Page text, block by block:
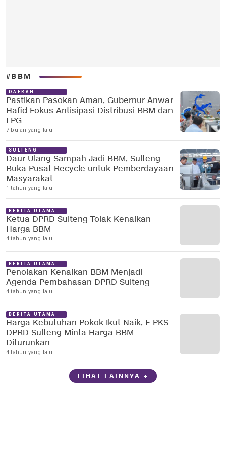
#BBM
DAERAH
Pastikan Pasokan Aman, Gubernur Anwar
Hafid Fokus Antisipasi Distribusi BBM dan
LPG
7 bulan yang lalu
SULTENG
Daur Ulang Sampah Jadi BBM, Sulteng
Buka Pusat Recycle untuk Pemberdayaan
Masyarakat
1 tahun yang lalu
BERITA UTAMA
Ketua DPRD Sulteng Tolak Kenaikan
Harga BBM
4 tahun yang lalu
BERITA UTAMA
Penolakan Kenaikan BBM Menjadi
Agenda Pembahasan DPRD Sulteng
4 tahun yang lalu
BERITA UTAMA
Harga Kebutuhan Pokok Ikut Naik, F-PKS
DPRD Sulteng Minta Harga BBM
Diturunkan
4 tahun yang lalu
LIHAT LAINNYA +